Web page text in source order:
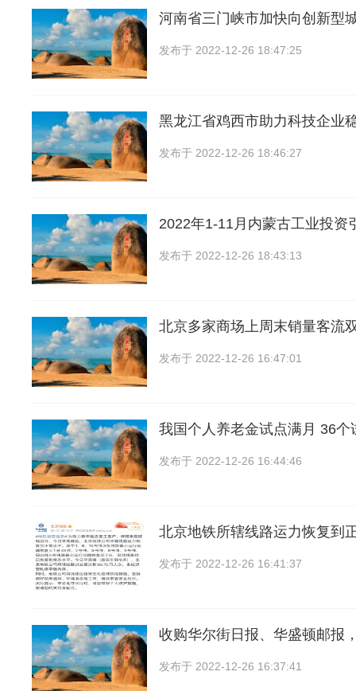
河南省三门峡市加快向创新型
发布于 2022-12-26 18:47:25
黑龙江省鸡西市助力科技企业
发布于 2022-12-26 18:46:27
2022年1-11月内蒙古工业投资
发布于 2022-12-26 18:43:13
北京多家商场上周末销量客流
发布于 2022-12-26 16:47:01
我国个人养老金试点满月 36个
发布于 2022-12-26 16:44:46
北京地铁所辖线路运力恢复到
发布于 2022-12-26 16:41:37
收购华尔街日报、华盛顿邮报
发布于 2022-12-26 16:37:41